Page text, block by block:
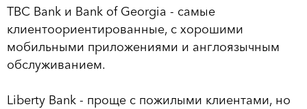
TBC Bank и Bank of Georgia - самые
клиентоориентированные, с хорошими
мобильными приложениями и англоязычным
обслуживанием.
Liberty Bank - проще с пожилыми клиентами, но